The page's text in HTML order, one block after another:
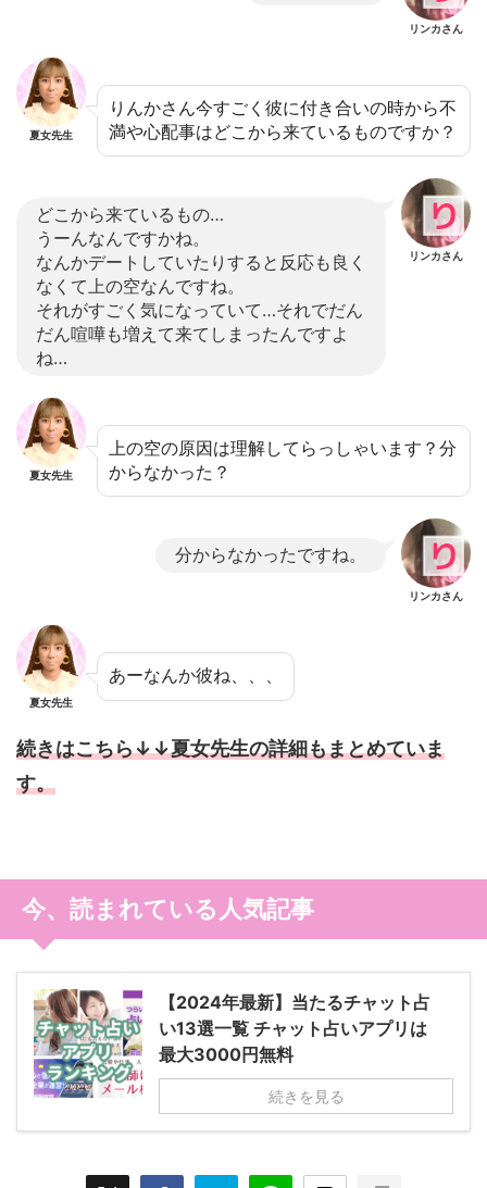
リンカさん
夏女先生
りんかさん今すごく彼に付き合いの時から不
満や心配事はどこから来ているものですか？
どこから来ているもの…
うーんなんですかね。
なんかデートしていたりすると反応も良く
なくて上の空なんですね。
それがすごく気になっていて…それでだん
だん喧嘩も増えて来てしまったんですよ
ね…
リンカさん
夏女先生
上の空の原因は理解してらっしゃいます？分
からなかった？
分からなかったですね。
リンカさん
夏女先生
あーなんか彼ね、、、
続きはこちら↓↓夏女先生の詳細もまとめていま
す。
今、読まれている人気記事
【2024年最新】当たるチャット占
い13選一覧 チャット占いアプリは
最大3000円無料
続きを見る